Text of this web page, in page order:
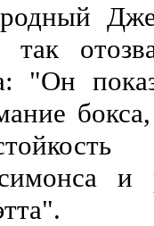
так
"Он
и